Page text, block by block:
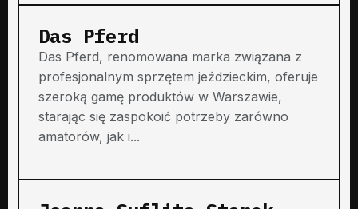
Das Pferd
Das Pferd, renomowana marka związana z
profesjonalnym sprzętem jeździeckim, oferuje
szeroką gamę produktów w Warszawie,
starając się zaspokoić potrzeby zarówno
amatorów, jak i...